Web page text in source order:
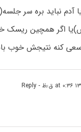
آدم نباید بره سر
اگر همچین ریسک
کنه نتیجش خوب
- Reply